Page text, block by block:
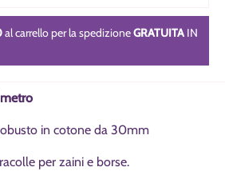
al carrello per la spedizioneGRATUITA IN
in cotone da 30mm
per zaini e borse.